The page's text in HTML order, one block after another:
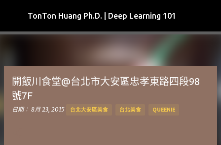
跳到主要內容
TonTon Huang Ph.D. | Deep Learning 101
開飯川食堂@台北市大安區忠孝東路四段98
號7F
日期： 8月 23, 2015 台北大安區美食 台北美食 QUEENIE